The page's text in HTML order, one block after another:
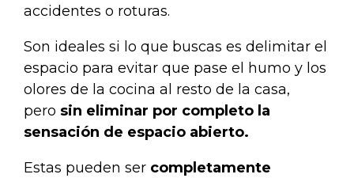
accidentes o roturas.
Son ideales si lo que buscas es delimitar el
espacio para evitar que pase el humo y los
olores de la cocina al resto de la casa,
pero sin eliminar por completo la
sensación de espacio abierto.
Estas pueden ser completamente